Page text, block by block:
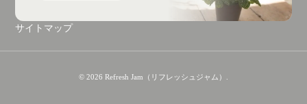
サイトマップ
© 2026 Refresh Jam（リフレッシュジャム）.